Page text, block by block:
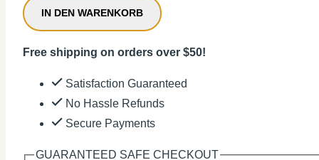
IN DEN WARENKORB
Free shipping on orders over $50!
Satisfaction Guaranteed
No Hassle Refunds
Secure Payments
GUARANTEED SAFE CHECKOUT